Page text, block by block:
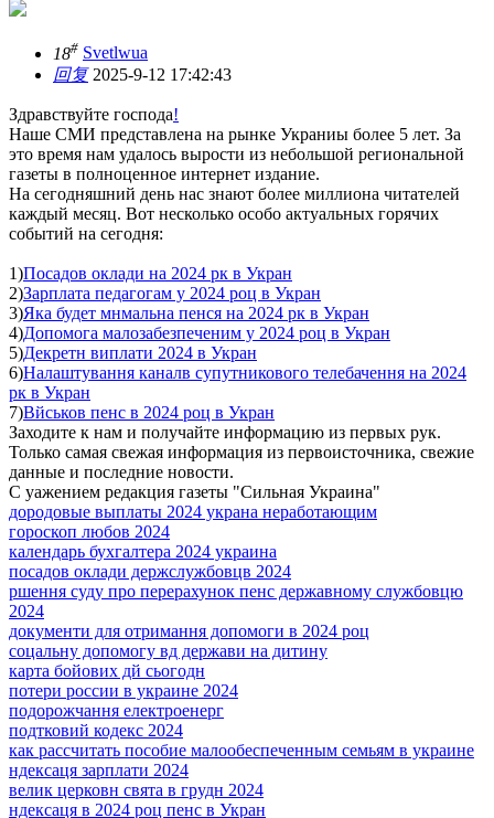
18# Svetlwua
回复2025-9-12 17:42:43
Здравствуйте господа!
Наше СМИ представлена на рынке Украниы более 5 лет. За
это время нам удалось вырости из небольшой региональной
газеты в полноценное интернет издание.
На сегодняшний день нас знают более миллиона читателей
каждый месяц. Вот несколько особо актуальных горячих
событий на сегодня:
1)Посадов оклади на 2024 рк в Укран
2)Зарплата педагогам у 2024 роц в Укран
3)Яка будет мнмальна пенся на 2024 рк в Укран
4)Допомога малозабезпеченим у 2024 роц в Укран
5)Декретн виплати 2024 в Укран
6)Налаштування каналв супутникового телебачення на 2024
рк в Укран
7)Вйськов пенс в 2024 роц в Укран
Заходите к нам и получайте информацию из первых рук.
Только самая свежая информация из первоисточника, свежие
данные и последние новости.
С уажением редакция газеты "Сильная Украина"
дородовые выплаты 2024 украна неработающим
гороскоп любов 2024
календарь бухгалтера 2024 украина
посадов оклади держслужбовцв 2024
ршення суду про перерахунок пенс державному службовцю
2024
документи для отримання допомоги в 2024 роц
соцальну допомогу вд держави на дитину
карта бойових дй сьогодн
потери россии в украине 2024
подорожчання електроенерг
подтковий кодекс 2024
как рассчитать пособие малообеспеченным семьям в украине
ндексаця зарплати 2024
велик церковн свята в грудн 2024
ндексаця в 2024 роц пенс в Укран